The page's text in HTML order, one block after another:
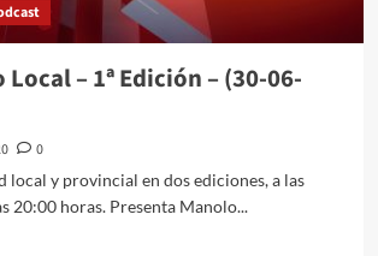
– 1ª Edición – (30-06-
0
local y provincial en dos ediciones, a las
20:00 horas. Presenta Manolo...